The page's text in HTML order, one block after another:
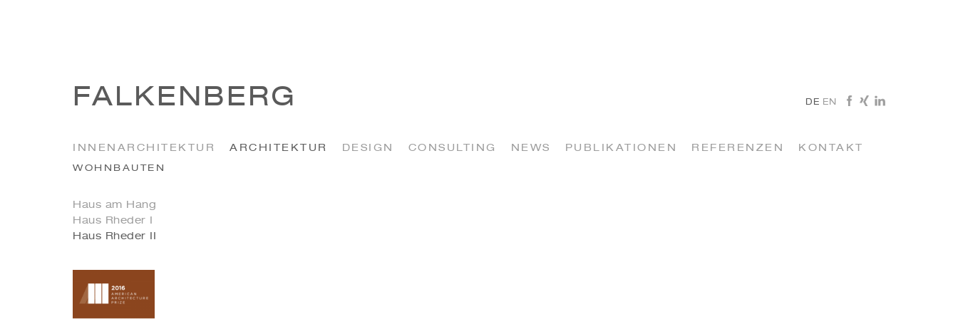
FALKENBERG EN
DE
INNENARCHITEKTUR ARCHITEKTUR
WOHNBAUTEN
DESIGN CONSULTING NEWS PUBLIKATIONEN REFERENZEN KONTAKT
Haus am Hang
Haus Rheder I
Haus Rheder II